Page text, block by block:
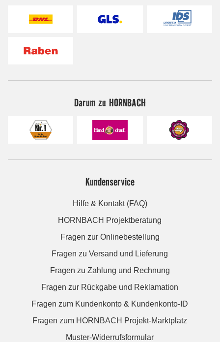
Darum zu HORNBACH
Kundenservice
Hilfe & Kontakt (FAQ)
HORNBACH Projektberatung
Fragen zur Onlinebestellung
Fragen zu Versand und Lieferung
Fragen zu Zahlung und Rechnung
Fragen zur Rückgabe und Reklamation
Fragen zum Kundenkonto & Kundenkonto-ID
Fragen zum HORNBACH Projekt-Marktplatz
Muster-Widerrufsformular